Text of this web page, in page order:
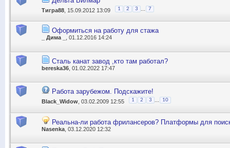
Тигра88 , 15.09.2012 13:09 1 2 3 7
Оформиться на работу для стажа
_ Дима _ , 01.12.2016 14:24
Сталь канат завод ,кто там работал?
bereska36 , 01.02.2022 17:47
Работа зарубежом. Подскажите!
Black_Widow , 03.02.2009 12:55 1 2 3 10
Реальна-ли работа фрилансеров? Платформы для
Nasenka , 03.12.2020 12:32